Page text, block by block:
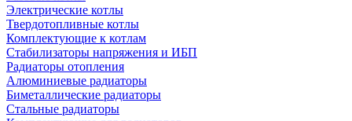
Электрические котлы
Твердотопливные котлы
Комплектующие к котлам
Стабилизаторы напряжения и ИБП
Радиаторы отопления
Алюминиевые радиаторы
Биметаллические радиаторы
Стальные радиаторы